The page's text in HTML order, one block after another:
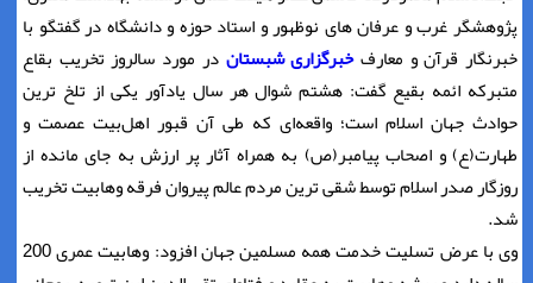
پژوهشگر غرب و عرفان های نوظهور و استاد حوزه و دانشگاه در گفتگو با
خبرنگار قرآن و معارفخبرگزاری شبستاندر مورد سالروز تخریب بقاع
متبرکه ائمه بقیع گفت: هشتم شوال هر سال یادآور یکی از تلخ ترین
حوادث جهان اسلام است؛ واقعه‌ای که طی آن قبور اهل‌بیت عصمت و
طهارت(ع) و اصحاب پیامبر(ص) به همراه آثار پر ارزش به جای مانده از
روزگار صدر اسلام توسط شقی ترین مردم عالم پیروان فرقه وهابیت تخریب
شد.
وی با عرض تسلیت خدمت همه مسلمین جهان افزود: وهابیت عمری 200